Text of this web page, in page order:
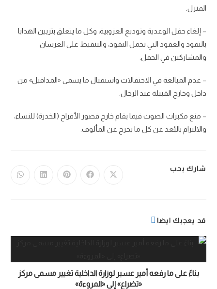
المنزل.
– إلغاء حفل الوعدية وتوديع العزوبية، وكل ما يتعلق بتزيين الهدايا
بالنقود والعقود التي تحمل النقود، والتنقيط على العرسان
والمشاركين في الحفل.
– عدم المبالغة في الاحتفالات واستقبال ما يسمى «المداقيل» من
داخل وخارج القبيلة عند الرجال.
– منع مكبرات الصوت فيما يقام خارج قصور الأفراح (الخدرة) للنساء،
والالتزام بالبُعد عن كل ما يخرج عن المألوف.
شارك بحب
قد يعجبك ايضا
بناءً على ما رفعه أمير عسير لوزارة الداخلية تغيير مسمى مركز
«تضراع» إلى «المروءة»